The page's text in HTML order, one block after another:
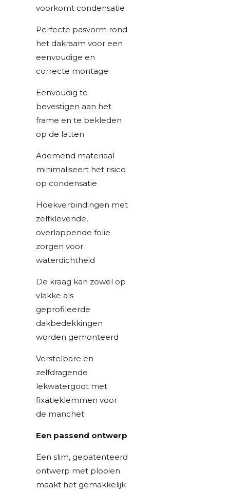
voorkomt condensatie
Perfecte pasvorm rond
het dakraam voor een
eenvoudige en
correcte montage
Eenvoudig te
bevestigen aan het
frame en te bekleden
op de latten
Ademend materiaal
minimaliseert het risico
op condensatie
Hoekverbindingen met
zelfklevende,
overlappende folie
zorgen voor
waterdichtheid
De kraag kan zowel op
vlakke als
geprofileerde
dakbedekkingen
worden gemonteerd
Verstelbare en
zelfdragende
lekwatergoot met
fixatieklemmen voor
de manchet
Een passend ontwerp
Een slim, gepatenteerd
ontwerp met plooien
maakt het gemakkelijk